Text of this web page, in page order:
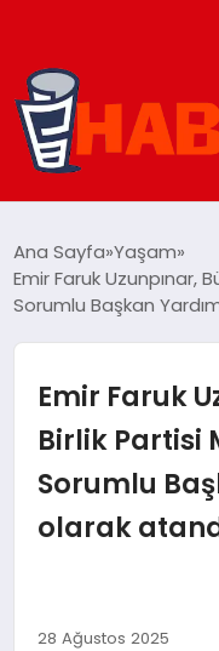
GÜNDEM
SOSYAL MEDYA
Ana Sayfa Yaşam
Emir Faruk Uzunpınar,
Sorumlu Başkan
Emir Faruk
Birlik Partisi
Sorumlu
olarak
28 Ağustos 2025